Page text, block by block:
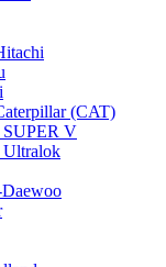
(CAT)
V
Ultralok